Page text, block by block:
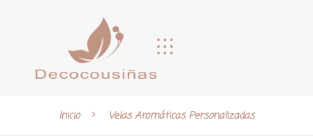
Inicio Velas Aromáticas Personalizadas